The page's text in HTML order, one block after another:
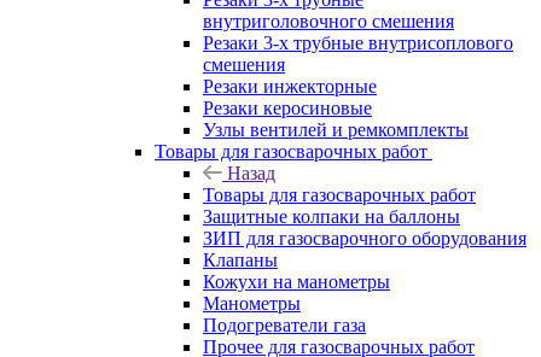
внутриголовочного смешения
Резаки 3-х трубные внутрисоплового
смешения
Резаки инжекторные
Резаки керосиновые
Узлы вентилей и ремкомплекты
Товары для газосварочных работ
Назад
Товары для газосварочных работ
Защитные колпаки на баллоны
ЗИП для газосварочного оборудования
Клапаны
Кожухи на манометры
Манометры
Подогреватели газа
Прочее для газосварочных работ